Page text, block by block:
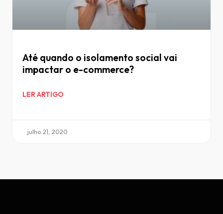
Até quando o isolamento social vai
impactar o e-commerce?
LER ARTIGO
julho 21, 2020